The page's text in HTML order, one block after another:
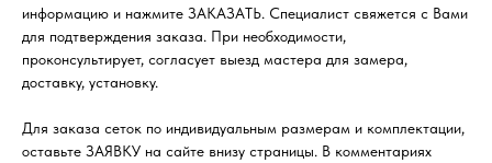
информацию и нажмите ЗАКАЗАТЬ. Специалист свяжется с Вами
для подтверждения заказа. При необходимости,
проконсультирует, согласует выезд мастера для замера,
доставку, установку.
Для заказа сеток по индивидуальным размерам и комплектации,
оставьте ЗАЯВКУ на сайте внизу страницы. В комментариях